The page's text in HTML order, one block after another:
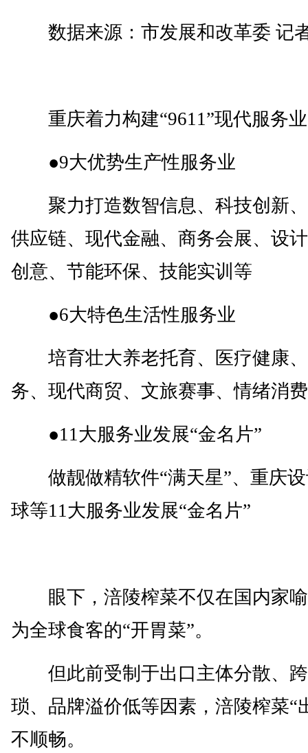
数据来源：市发展和改革委 记
重庆着力构建“9611”现代服务
●9大优势生产性服务业
聚力打造数智信息、科技创新、
供应链、现代金融、商务会展、设
创意、节能环保、技能实训等
●6大特色生活性服务业
培育壮大养老托育、医疗健康、
务、现代商贸、文旅赛事、情绪消
●11大服务业发展“金名片”
做靓做精软件“满天星”、重庆设
球等11大服务业发展“金名片”
眼下，涪陵榨菜不仅在国内家喻
为全球食客的“开胃菜”。
但此前受制于出口主体分散、跨
琐、品牌溢价低等因素，涪陵榨菜“
不顺畅。